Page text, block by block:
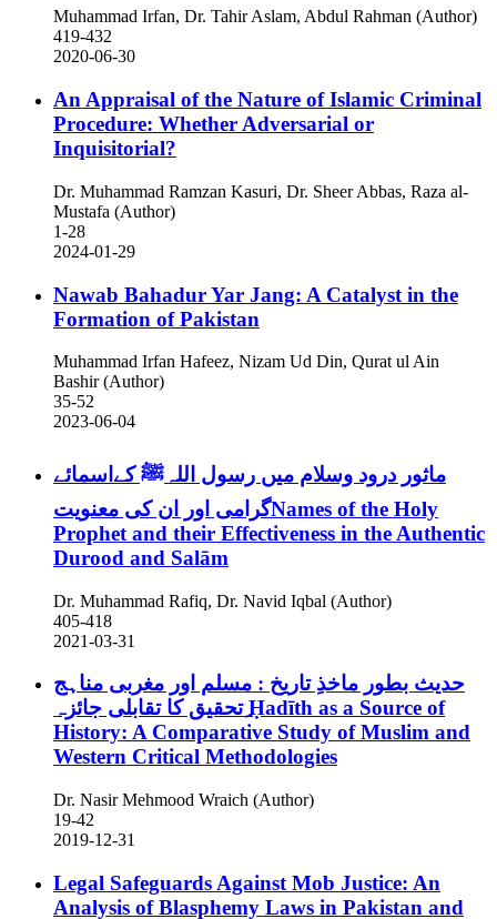
Muhammad Irfan, Dr. Tahir Aslam, Abdul Rahman (Author)
419-432
2020-06-30
An Appraisal of the Nature of Islamic Criminal
Procedure: Whether Adversarial or
Inquisitorial?
Dr. Muhammad Ramzan Kasuri, Dr. Sheer Abbas, Raza al-
Mustafa (Author)
1-28
2024-01-29
Nawab Bahadur Yar Jang: A Catalyst in the
Formation of Pakistan
Muhammad Irfan Hafeez, Nizam Ud Din, Qurat ul Ain
Bashir (Author)
35-52
2023-06-04
ماثور درود وسلام میں رسول اللہﷺ کےاسمائے
گرامی اور ان کی معنویتNames of the Holy
Prophet and their Effectiveness in the Authentic
Durood and Salām
Dr. Muhammad Rafiq, Dr. Navid Iqbal (Author)
405-418
2021-03-31
حدیث بطور ماخذِ تاریخ : مسلم اور مغربی مناہج
ِتحقیق کا تقابلی جائزہḤadīth as a Source of
History: A Comparative Study of Muslim and
Western Critical Methodologies
Dr. Nasir Mehmood Wraich (Author)
19-42
2019-12-31
Legal Safeguards Against Mob Justice: An
Analysis of Blasphemy Laws in Pakistan and